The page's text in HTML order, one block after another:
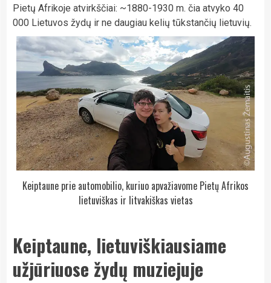
Pietų Afrikoje atvirkščiai: ~1880-1930 m. čia atvyko 40
000 Lietuvos žydų ir ne daugiau kelių tūkstančių lietuvių.
Keiptaune prie automobilio, kuriuo apvažiavome Pietų Afrikos
lietuviškas ir litvakiškas vietas
Keiptaune, lietuviškiausiame
užjūriuose žydų muziejuje